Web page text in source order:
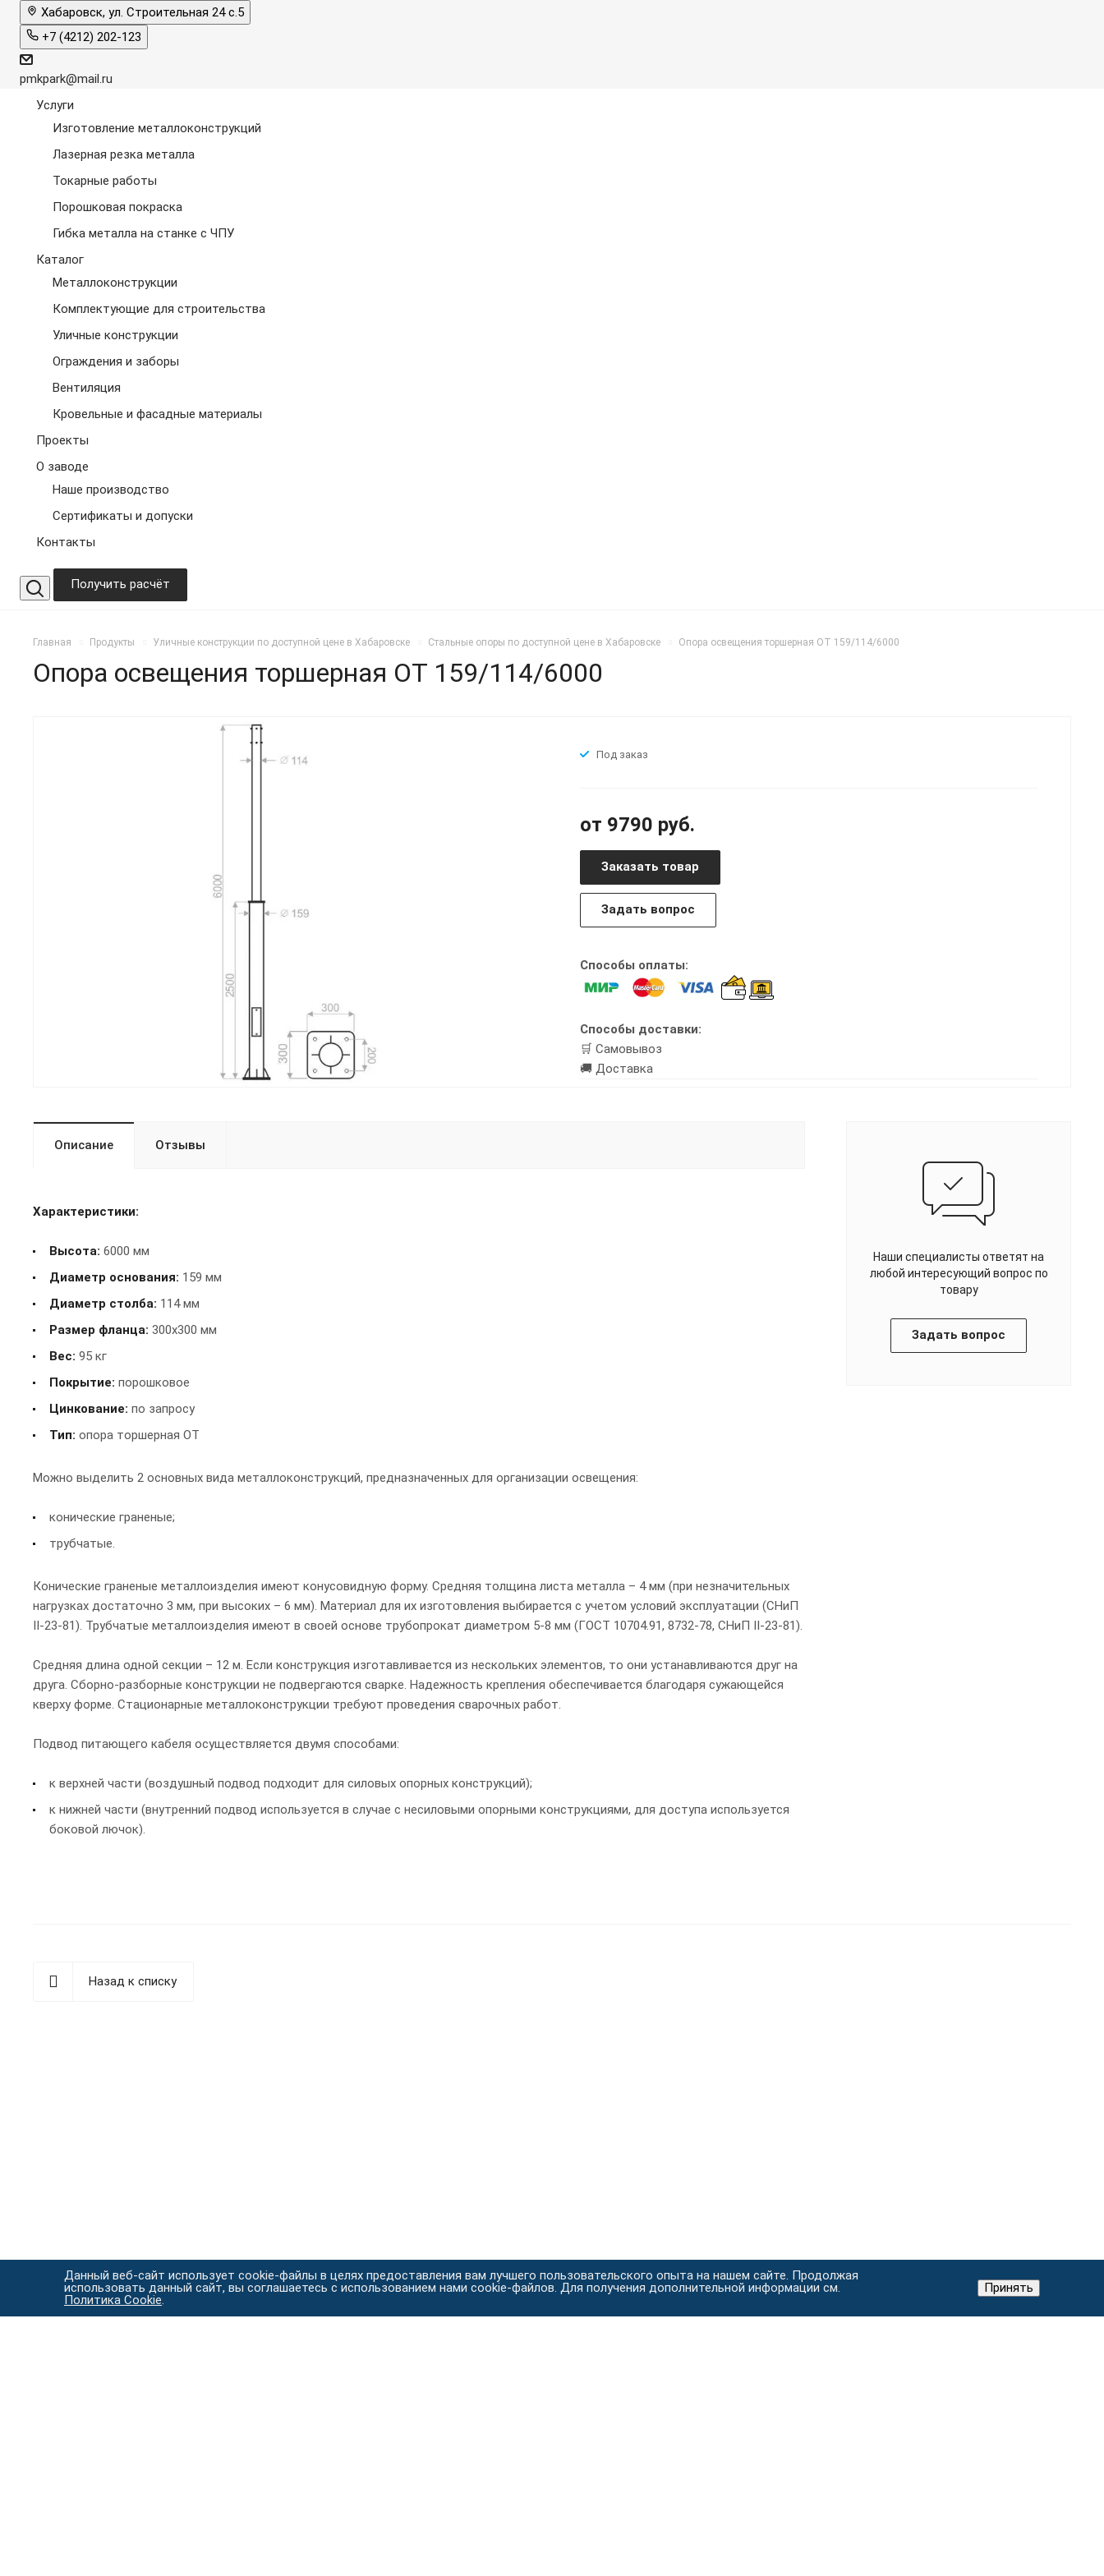
Хабаровск, ул. Строительная 24 с.5
+7 (4212) 202-123
pmkpark@mail.ru
Услуги
Изготовление металлоконструкций
Лазерная резка металла
Токарные работы
Порошковая покраска
Гибка металла на станке с ЧПУ
Каталог
Металлоконструкции
Комплектующие для строительства
Уличные конструкции
Ограждения и заборы
Вентиляция
Кровельные и фасадные материалы
Проекты
О заводе
Наше производство
Сертификаты и допуски
Контакты
Получить расчёт
Главная Продукты Уличные конструкции по доступной цене в Хабаровске Стальные опоры по доступной цене в Хабаровске Опора освещения торшерная ОТ 159/114/6000
Опора освещения торшерная ОТ 159/114/6000
Под заказ
от 9790 руб.
Заказать товар
Задать вопрос
Способы оплаты:
Способы доставки:
🛒 Самовывоз
🚚 Доставка
Описание Отзывы
Характеристики:
Высота: 6000 мм
Диаметр основания: 159 мм
Диаметр столба: 114 мм
Размер фланца: 300x300 мм
Вес: 95 кг
Покрытие: порошковое
Цинкование: по запросу
Тип: опора торшерная ОТ
Можно выделить 2 основных вида металлоконструкций, предназначенных для организации освещения:
конические граненые;
трубчатые.
Конические граненые металлоизделия имеют конусовидную форму. Средняя толщина листа металла – 4 мм (при незначительных
нагрузках достаточно 3 мм, при высоких – 6 мм). Материал для их изготовления выбирается с учетом условий эксплуатации (СНиП
II-23-81). Трубчатые металлоизделия имеют в своей основе трубопрокат диаметром 5-8 мм (ГОСТ 10704.91, 8732-78, СНиП II-23-81).
Средняя длина одной секции – 12 м. Если конструкция изготавливается из нескольких элементов, то они устанавливаются друг на
друга. Сборно-разборные конструкции не подвергаются сварке. Надежность крепления обеспечивается благодаря сужающейся
кверху форме. Стационарные металлоконструкции требуют проведения сварочных работ.
Подвод питающего кабеля осуществляется двумя способами:
к верхней части (воздушный подвод подходит для силовых опорных конструкций);
к нижней части (внутренний подвод используется в случае с несиловыми опорными конструкциями, для доступа используется
боковой лючок).
Наши специалисты ответят на
любой интересующий вопрос по
товару
Задать вопрос
Назад к списку
Данный веб-сайт использует cookie-файлы в целях предоставления вам лучшего пользовательского опыта на нашем сайте. Продолжая
использовать данный сайт, вы соглашаетесь с использованием нами cookie-файлов. Для получения дополнительной информации см.
Политика Cookie.
Принять